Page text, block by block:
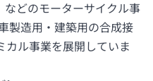
などのモーターサイクル事
製造用・建築用の合成接
カル事業を展開していま